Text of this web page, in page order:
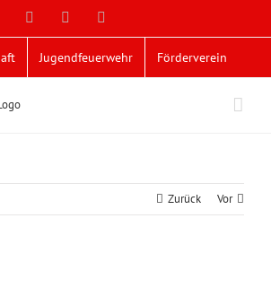
Facebook
Jugendfeuerwehr Förderverein
Zurück Vor